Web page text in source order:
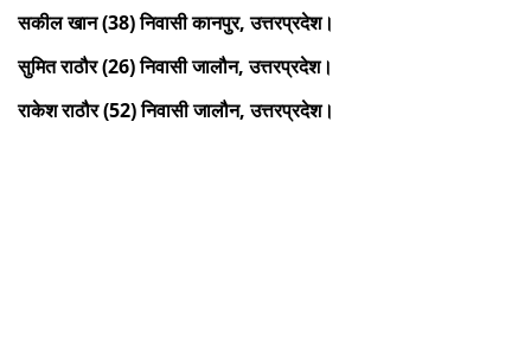
सकील खान (38) निवासी कानपुर, उत्तरप्रदेश।
सुमित राठौर (26) निवासी जालौन, उत्तरप्रदेश।
राकेश राठौर (52) निवासी जालौन, उत्तरप्रदेश।